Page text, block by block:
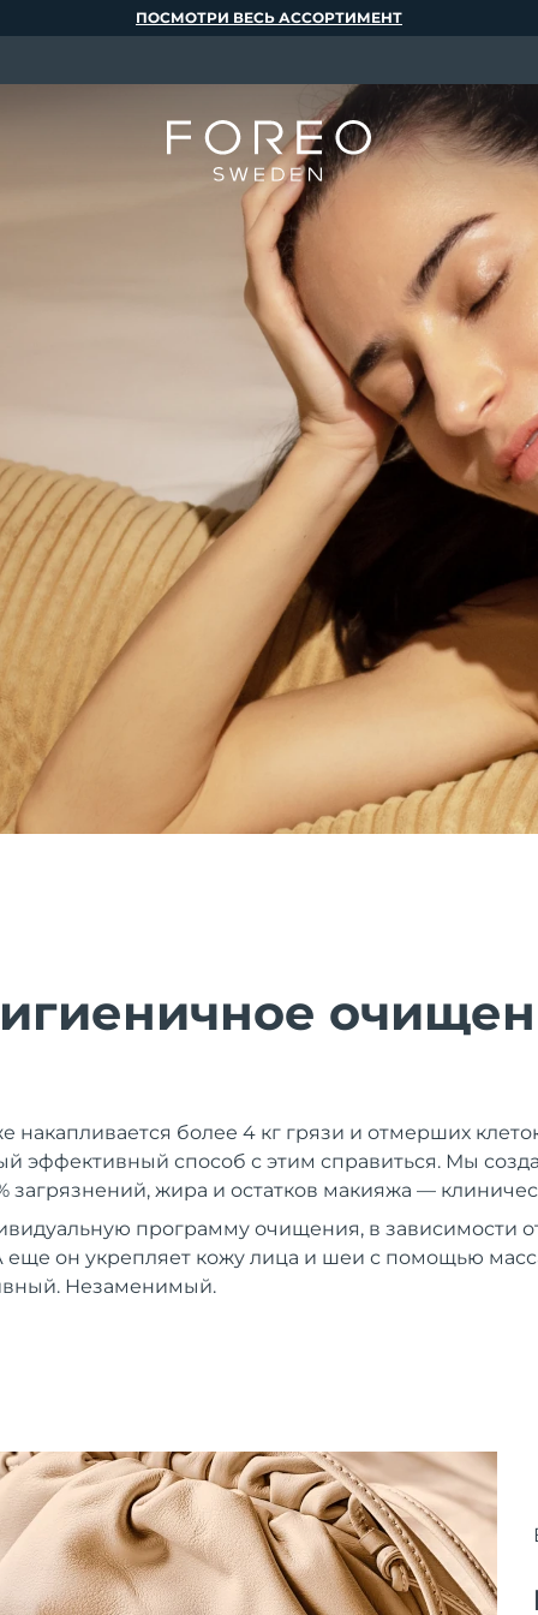
накапливается более 4 кг грязи и отмерших
эффективный способ с этим справиться. Мы
загрязнений, жира и остатков макияжа —
программу очищения, в зависимости
он укрепляет кожу лица и шеи с помощью
Незаменимый.
ПОСМОТРИ ВЕСЬ АССОРТИМЕНТ